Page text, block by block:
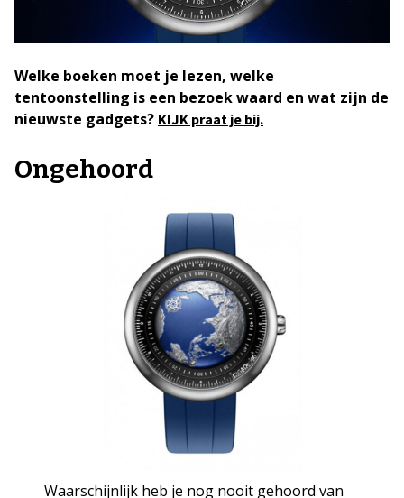
Welke boeken moet je lezen, welke
tentoonstelling is een bezoek waard en wat zijn de
nieuwste gadgets? KIJK praat je bij.
Ongehoord
Waarschijnlijk heb je nog nooit gehoord van